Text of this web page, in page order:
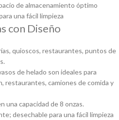
de almacenamiento óptimo
una fácil limpieza
con Diseño
quioscos, restaurantes, puntos de
de helado son ideales para
restaurantes, camiones de comida y
una capacidad de 8 onzas.
desechable para una fácil limpieza